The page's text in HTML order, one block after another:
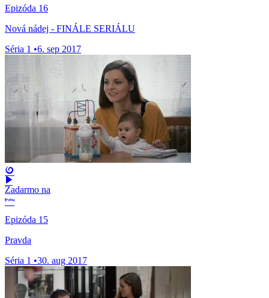
Epizóda 16
Nová nádej - FINÁLE SERIÁLU
Séria 1 •6. sep 2017
Zadarmo na
Epizóda 15
Pravda
Séria 1 •30. aug 2017